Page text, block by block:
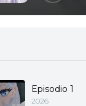
Episodio 1
2026